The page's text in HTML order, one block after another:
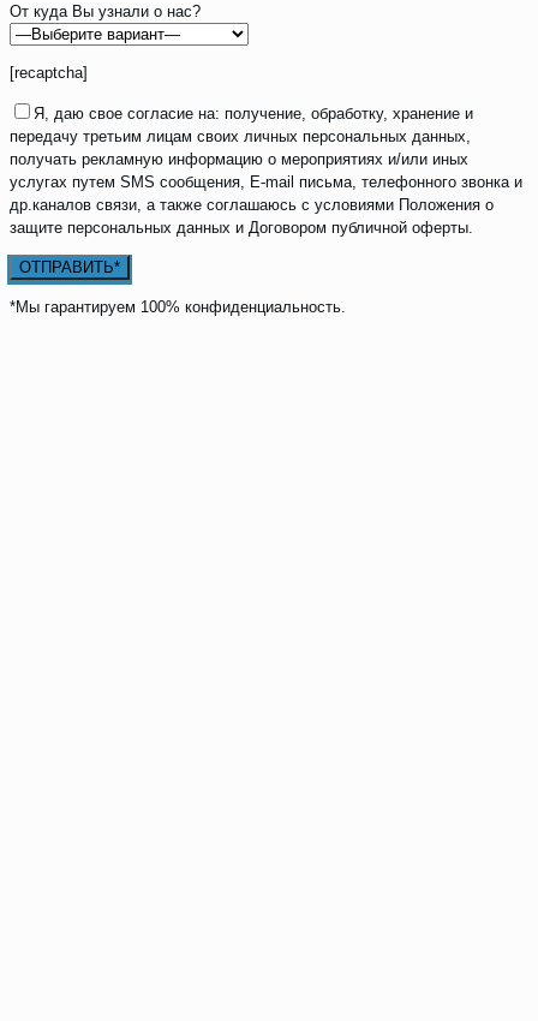
От куда Вы узнали о нас?
[recaptcha]
Я, даю свое согласие на: получение, обработку, хранение и
передачу третьим лицам своих личных персональных данных,
получать рекламную информацию о мероприятиях и/или иных
услугах путем SMS сообщения, E-mail письма, телефонного звонка и
др.каналов связи, а также соглашаюсь с условиями Положения о
защите персональных данных и Договором публичной оферты.
*Мы гарантируем 100% конфиденциальность.